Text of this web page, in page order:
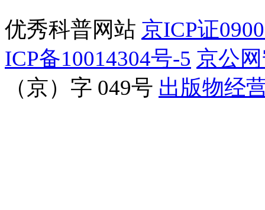
优秀科普网站 京ICP证
ICP备10014304号-5 京公
（京）字 049号 出版物经